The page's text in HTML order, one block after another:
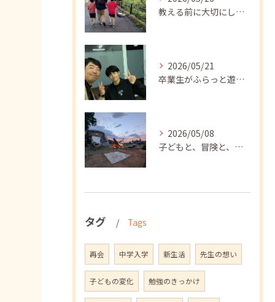
教える前に大切にしたいこと
2026/05/21
卒業生がふらっと遊びに来てくれました
2026/05/08
子どもと、冒険と、学び
タグ Tags
再会 中学入学 新生活 先生の想い
子どもの変化 勉強のきっかけ